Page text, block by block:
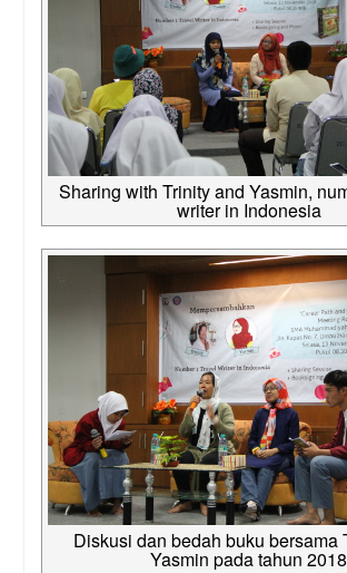
Sharing with Trinity and Yasmin,
writer in Indonesia
Diskusi dan bedah buku bersama
Yasmin pada tahun 2018